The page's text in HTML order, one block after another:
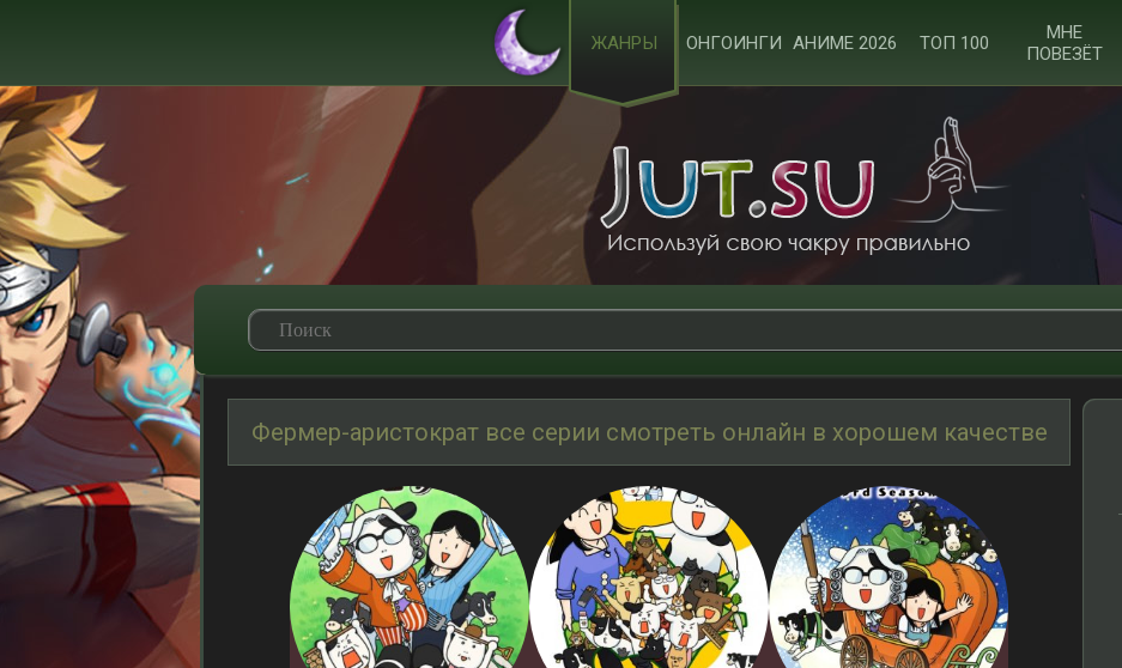
ЖАНРЫ ОНГОИНГИ АНИМЕ 2026 ТОП 100
МНЕ
ПОВЕЗЁТ
Фермер-аристократ все серии смотреть онлайн в хорошем качестве